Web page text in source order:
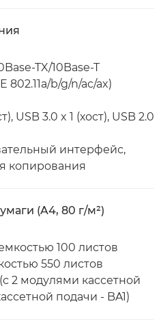
TX/10Base-T
802.11a/b/g/n/ac/ax)
USB 3.0 x 1 (хост), USB 2.0
интерфейс,
копирования
(A4, 80 г/м²)
100 листов
550 листов
2 модулями кассетной
подачи - BA1)